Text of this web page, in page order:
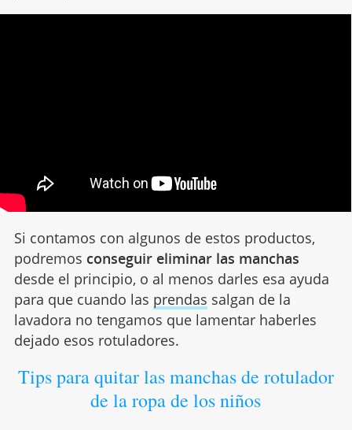
Si contamos con algunos de estos productos,
podremos conseguir eliminar las manchas
desde el principio, o al menos darles esa ayuda
para que cuando las prendas salgan de la
lavadora no tengamos que lamentar haberles
dejado esos rotuladores.
Tips para quitar las manchas de rotulador
de la ropa de los niños